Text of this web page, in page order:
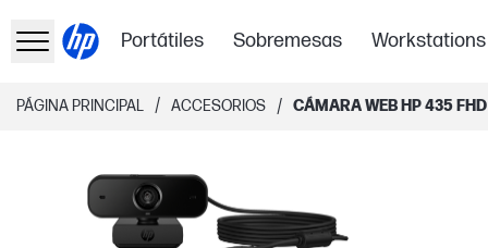
Portátiles Sobremesas Workstations
PÁGINA PRINCIPAL / ACCESORIOS / CÁMARA WEB HP 435 FHD